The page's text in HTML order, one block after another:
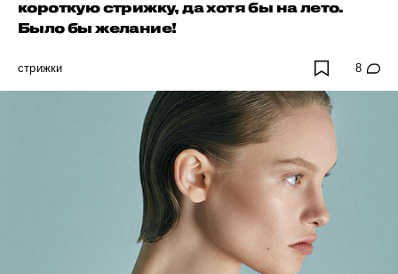
короткую стрижку, да хотя бы на лето.
Было бы желание!
стрижки 8